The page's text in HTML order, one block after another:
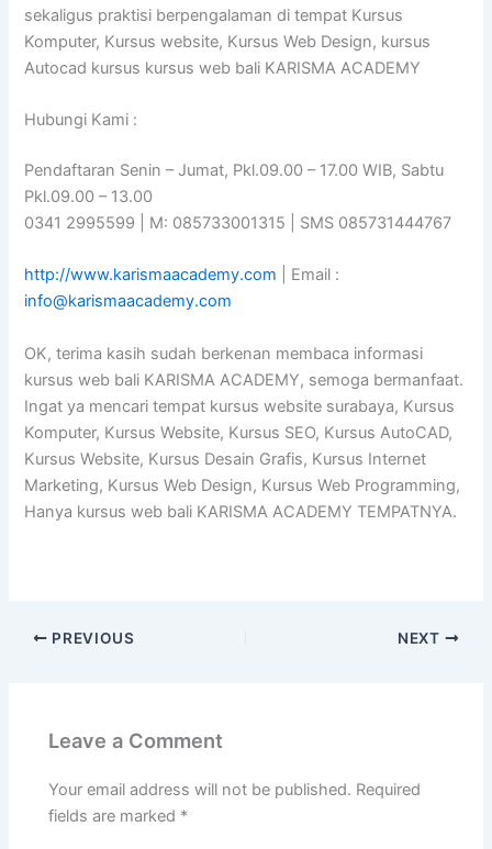
sekaligus praktisi berpengalaman di tempat Kursus
Komputer, Kursus website, Kursus Web Design, kursus
Autocad kursus kursus web bali KARISMA ACADEMY
Hubungi Kami :
Pendaftaran Senin – Jumat, Pkl.09.00 – 17.00 WIB, Sabtu
Pkl.09.00 – 13.00
0341 2995599 | M: 085733001315 | SMS 085731444767
http://www.karismaacademy.com | Email :
info@karismaacademy.com
OK, terima kasih sudah berkenan membaca informasi
kursus web bali KARISMA ACADEMY, semoga bermanfaat.
Ingat ya mencari tempat kursus website surabaya, Kursus
Komputer, Kursus Website, Kursus SEO, Kursus AutoCAD,
Kursus Website, Kursus Desain Grafis, Kursus Internet
Marketing, Kursus Web Design, Kursus Web Programming,
Hanya kursus web bali KARISMA ACADEMY TEMPATNYA.
PREVIOUS NEXT
Leave a Comment
Your email address will not be published. Required
fields are marked *